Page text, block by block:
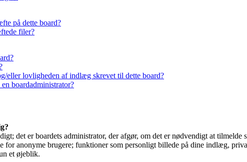
på dette board?
filer?
eller lovligheden af indlæg skrevet til dette board?
boardadministrator?
det er boardets administrator, der afgør, om det er nødvendigt at
anonyme brugere; funktioner som personligt billede på dine indlæg,
et øjeblik.